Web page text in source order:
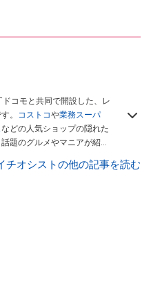
コモと共同で開設した、レ
。 コストコや業務スーパ
などの人気ショップの隠れた
題のグルメやマニアが紹介
ーしています。毎日トレン
チオシストの他の記事を読む